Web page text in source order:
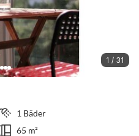
1 / 31
1 Bäder
65 m²